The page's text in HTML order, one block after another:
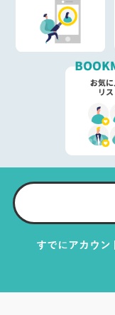
すでにアカウン